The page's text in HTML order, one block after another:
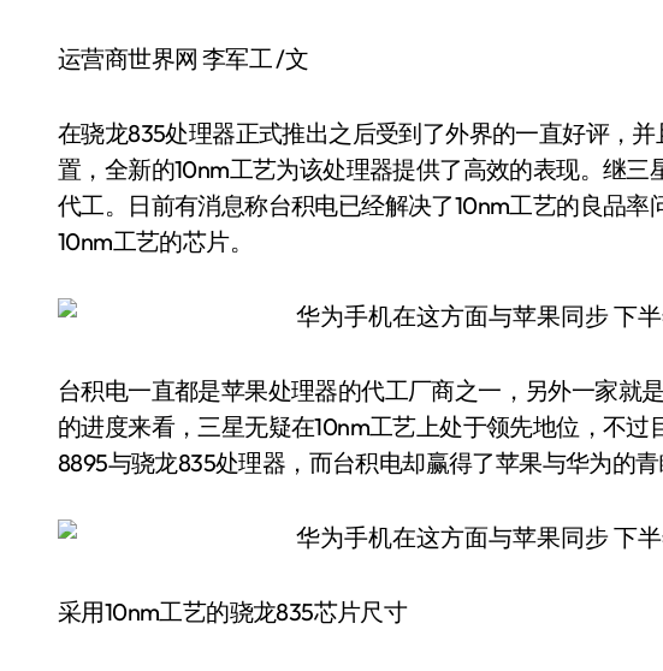
运营商世界网 李军工 /文
在骁龙835处理器正式推出之后受到了外界的一直好评，
置，全新的10nm工艺为该处理器提供了高效的表现。继
代工。日前有消息称台积电已经解决了10nm工艺的良品
10nm工艺的芯片。
台积电一直都是苹果处理器的代工厂商之一，另外一家就
的进度来看，三星无疑在10nm工艺上处于领先地位，不过
8895与骁龙835处理器，而台积电却赢得了苹果与华为的青
采用10nm工艺的骁龙835芯片尺寸